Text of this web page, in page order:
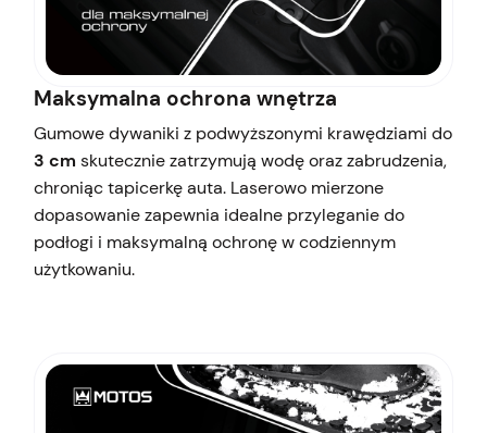
Maksymalna ochrona wnętrza
Gumowe dywaniki z podwyższonymi krawędziami do
3 cm skutecznie zatrzymują wodę oraz zabrudzenia,
chroniąc tapicerkę auta. Laserowo mierzone
dopasowanie zapewnia idealne przyleganie do
podłogi i maksymalną ochronę w codziennym
użytkowaniu.